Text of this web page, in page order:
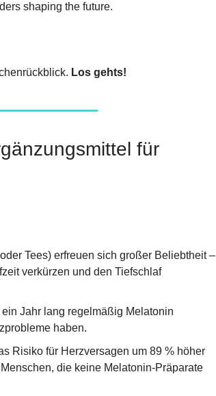
shaping the future.
Los gehts!
für
Tees) erfreuen sich großer Beliebtheit –
verkürzen und den Tiefschlaf
Jahr lang regelmäßig Melatonin
haben.
Risiko für Herzversagen um 89 % höher
die keine Melatonin-Präparate